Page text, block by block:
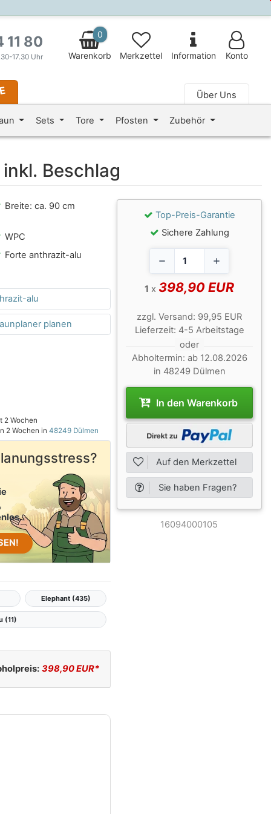
11 80
17.30 Uhr Warenkorb
0
Merkzettel Information Konto
Sets Tore Pfosten Zubehör
Über Uns
fw" aria-hidden="true"></i> Magazin
Beschlag
Top-Preis-Garantie
Sichere Zahlung
1 x 398,90 EUR
zzgl. Versand: 99,95 EUR
Lieferzeit: 4-5 Arbeitstage
oder
Abholtermin: ab 12.08.2026
in 48249 Dülmen
In den Warenkorb
Auf den Merkzettel
Sie haben Fragen?
Breite: ca. 90 cm
WPC
Forte anthrazit-alu
alu
planen
2 Wochen
2 Wochen in48249 Dülmen
.
Elephant (435)
(11)
398,90 EUR*